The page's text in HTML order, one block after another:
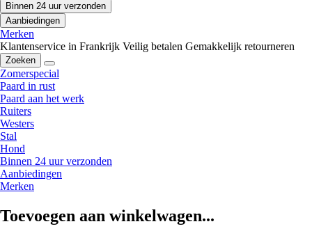
Binnen 24 uur verzonden
Aanbiedingen
Merken
Klantenservice in Frankrijk Veilig betalen Gemakkelijk retourneren
Zoeken
Zomerspecial
Paard in rust
Paard aan het werk
Ruiters
Westers
Stal
Hond
Binnen 24 uur verzonden
Aanbiedingen
Merken
Toevoegen aan winkelwagen...